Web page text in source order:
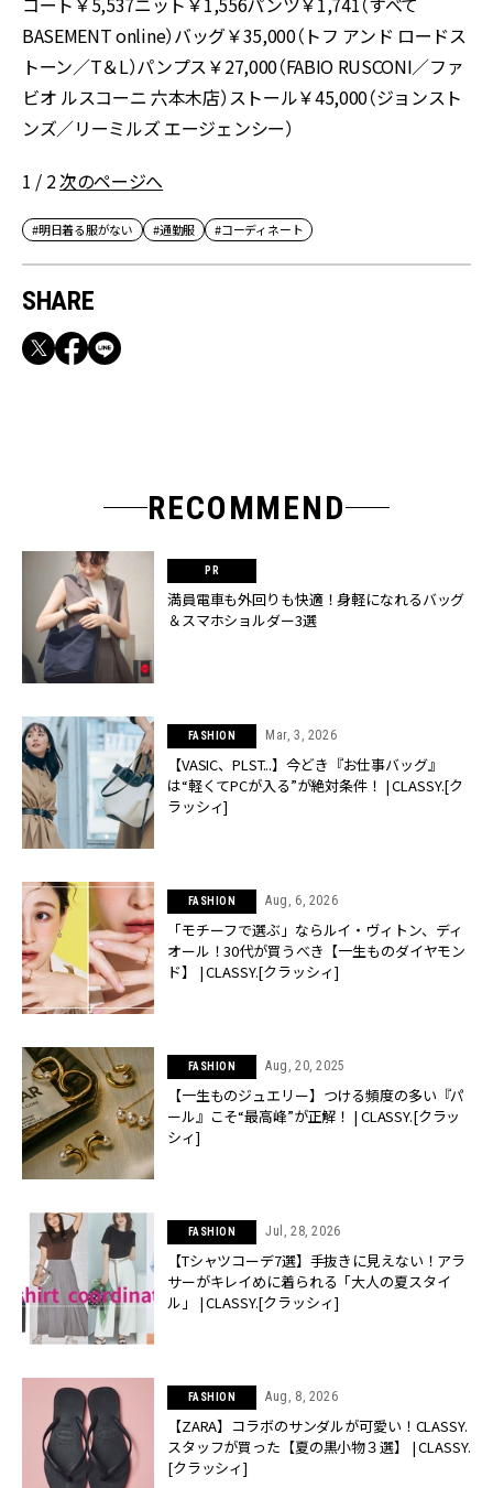
BASEMENT online）バッグ￥35,000（トフ アンド ロードス
トーン／T＆L）パンプス￥27,000（FABIO RUSCONI／ファ
ビオ ルスコーニ 六本木店）ストール￥45,000（ジョンスト
ンズ／リーミルズ エージェンシー）
1 / 2次のページへ
#明日着る服がない #通勤服 #コーディネート
SHARE
RECOMMEND
満員電車も外回りも快適！身軽になれるバッグ
＆スマホショルダー3選
FASHION Mar, 3, 2026
【VASIC、PLST...】今どき『お仕事バッグ』
は“軽くてPCが入る”が絶対条件！ | CLASSY.[ク
ラッシィ]
FASHION Aug, 6, 2026
「モチーフで選ぶ」ならルイ・ヴィトン、ディ
オール！30代が買うべき【一生ものダイヤモン
ド】 | CLASSY.[クラッシィ]
FASHION Aug, 20, 2025
【一生ものジュエリー】つける頻度の多い『パ
ール』こそ“最高峰”が正解！ | CLASSY.[クラッ
シィ]
FASHION Jul, 28, 2026
【Tシャツコーデ7選】手抜きに見えない！アラ
サーがキレイめに着られる「大人の夏スタイ
ル」 | CLASSY.[クラッシィ]
FASHION Aug, 8, 2026
【ZARA】コラボのサンダルが可愛い！CLASSY.
スタッフが買った【夏の黒小物３選】 | CLASSY.
[クラッシィ]